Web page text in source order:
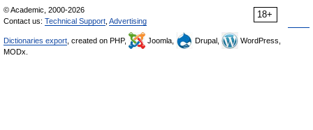
18+
© Academic, 2000-2026
Contact us: Technical Support Advertising
Dictionaries export , created on PHP, Joomla, Drupal,
WordPress,
MODx.